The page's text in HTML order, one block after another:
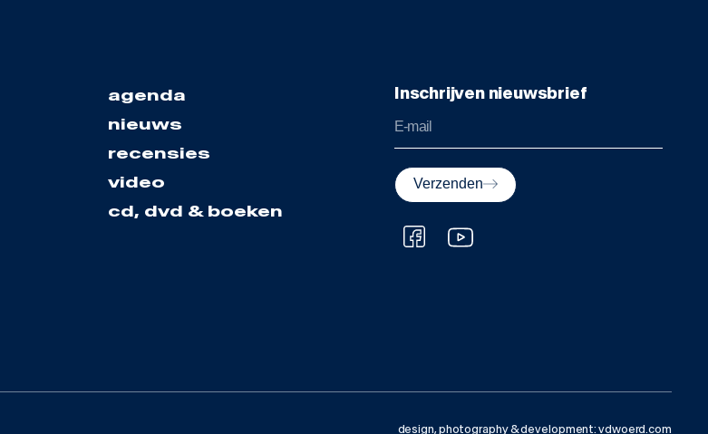
agenda
nieuws
recensies
video
cd, dvd & boeken
Inschrijven nieuwsbrief
Verzenden
design, photography & development: vdwoerd.com